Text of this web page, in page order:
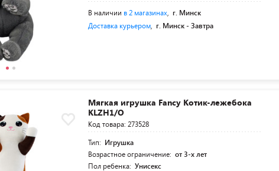
В наличии в 2 магазинах г. Минск
Доставка курьером г. Минск -Завтра
Мягкая игрушка Fancy Котик-лежебока
KLZH1/O
Код товара: 273528
Тип: Игрушка
Возрастное ограничение: от 3-х лет
Пол ребенка: Унисекс